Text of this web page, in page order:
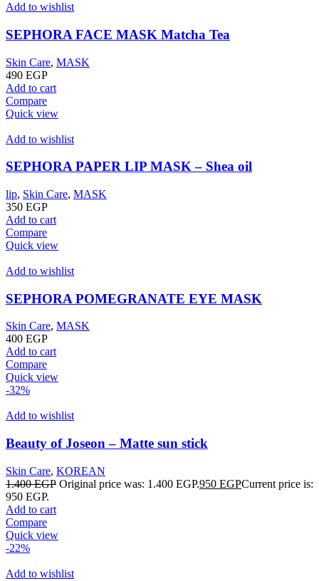
Add to wishlist
SEPHORA FACE MASK Matcha Tea
Skin Care, MASK
490 EGP
Add to cart
Compare
Quick view
Add to wishlist
SEPHORA PAPER LIP MASK – Shea oil
lip, Skin Care, MASK
350 EGP
Add to cart
Compare
Quick view
Add to wishlist
SEPHORA POMEGRANATE EYE MASK
Skin Care, MASK
400 EGP
Add to cart
Compare
Quick view
-32%
Add to wishlist
Beauty of Joseon – Matte sun stick
Skin Care, KOREAN
1.400EGP Original price was: 1.400 EGP.950 EGPCurrent price is:
950 EGP.
Add to cart
Compare
Quick view
-22%
Add to wishlist